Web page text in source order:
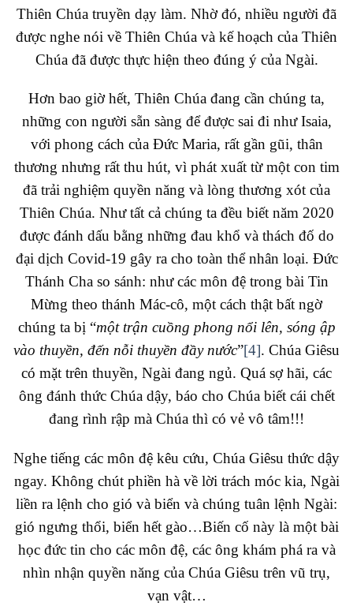
Thiên Chúa truyền dạy làm. Nhờ đó, nhiều người đã
được nghe nói về Thiên Chúa và kế hoạch của Thiên
Chúa đã được thực hiện theo đúng ý của Ngài.
Hơn bao giờ hết, Thiên Chúa đang cần chúng ta,
những con người sẵn sàng để được sai đi như Isaia,
với phong cách của Đức Maria, rất gần gũi, thân
thương nhưng rất thu hút, vì phát xuất từ một con tim
đã trải nghiệm quyền năng và lòng thương xót của
Thiên Chúa. Như tất cả chúng ta đều biết năm 2020
được đánh dấu bằng những đau khổ và thách đố do
đại dịch Covid-19 gây ra cho toàn thể nhân loại. Đức
Thánh Cha so sánh: như các môn đệ trong bài Tin
Mừng theo thánh Mác-cô, một cách thật bất ngờ
chúng ta bị “một trận cuồng phong nổi lên, sóng ập
vào thuyền, đến nỗi thuyền đầy nước”[4]. Chúa Giêsu
có mặt trên thuyền, Ngài đang ngủ. Quá sợ hãi, các
ông đánh thức Chúa dậy, báo cho Chúa biết cái chết
đang rình rập mà Chúa thì có vẻ vô tâm!!!
Nghe tiếng các môn đệ kêu cứu, Chúa Giêsu thức dậy
ngay. Không chút phiền hà về lời trách móc kia, Ngài
liền ra lệnh cho gió và biển và chúng tuân lệnh Ngài:
gió ngưng thổi, biển hết gào…Biến cố này là một bài
học đức tin cho các môn đệ, các ông khám phá ra và
nhìn nhận quyền năng của Chúa Giêsu trên vũ trụ,
vạn vật…